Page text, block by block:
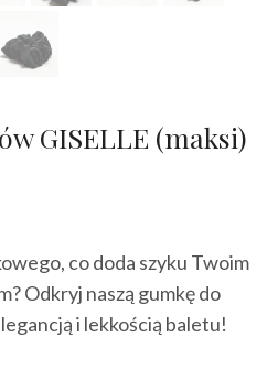
GISELLE (maksi)
co doda szyku Twoim
Odkryj naszą gumkę do
i lekkością baletu!